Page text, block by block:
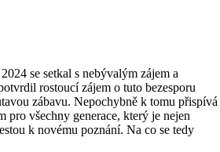
se setkal s nebývalým zájem a
rostoucí zájem o tuto bezesporu
zábavu. Nepochybně k tomu přispívá
pro všechny generace, který je nejen
k novému poznání. Na co se tedy